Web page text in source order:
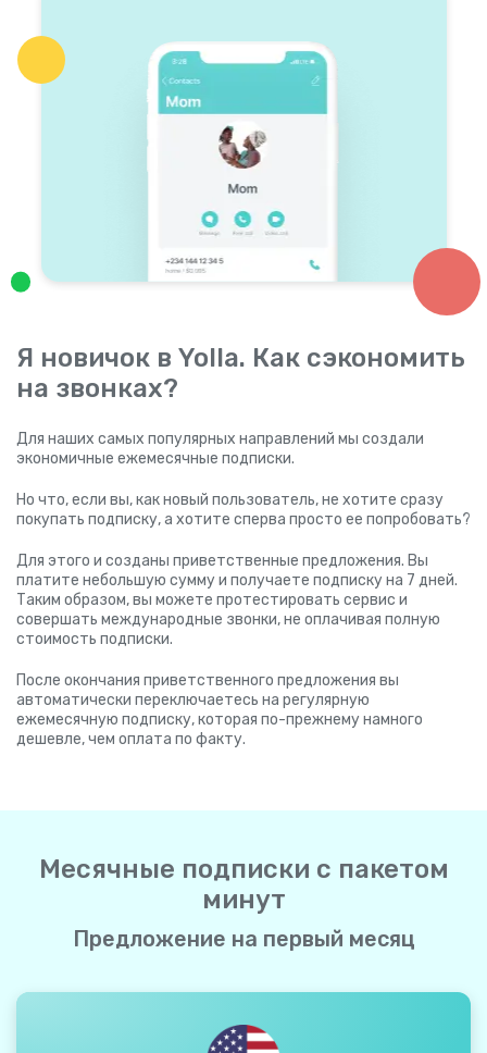
Я новичок в Yolla. Как сэкономить
на звонках?
Для наших самых популярных направлений мы создали
экономичные ежемесячные подписки.
Но что, если вы, как новый пользователь, не хотите сразу
покупать подписку, а хотите сперва просто ее попробовать?
Для этого и созданы приветственные предложения. Вы
платите небольшую сумму и получаете подписку на 7 дней.
Таким образом, вы можете протестировать сервис и
совершать международные звонки, не оплачивая полную
стоимость подписки.
После окончания приветственного предложения вы
автоматически переключаетесь на регулярную
ежемесячную подписку, которая по-прежнему намного
дешевле, чем оплата по факту.
Месячные подписки с пакетом
минут
Предложение на первый месяц